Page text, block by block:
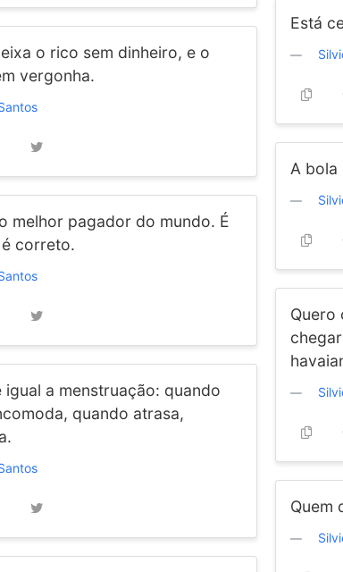
o rico sem dinheiro, e o
vergonha.
melhor pagador do mundo. É
correto.
igual a menstruação: quando
quando atrasa,
Está
A bola
Quero
Quem